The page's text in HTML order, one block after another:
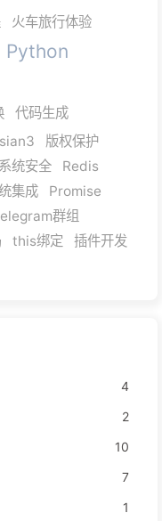
火车旅行体验
Python
代码生成
版权保护
系统安全
Redis
集成
Promise
群组
this绑定
插件开发
4
2
10
7
1